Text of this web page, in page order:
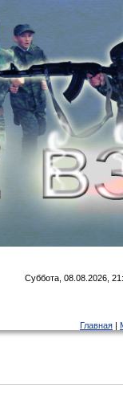
Суббота, 08.08.2026,
Главная